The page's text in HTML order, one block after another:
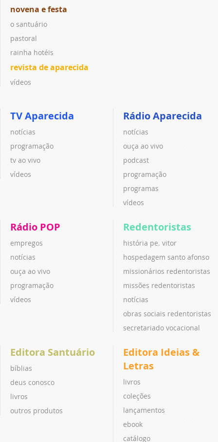
novena e festa
o santuário
pastoral
rainha hotéis
revista de aparecida
vídeos
TV Aparecida
notícias
programação
tv ao vivo
vídeos
Rádio Aparecida
notícias
ouça ao vivo
podcast
programação
programas
vídeos
Rádio POP
empregos
notícias
ouça ao vivo
programação
vídeos
Redentoristas
história pe. vitor
hospedagem santo afonso
missionários redentoristas
missões redentoristas
notícias
obras sociais redentoristas
secretariado vocacional
Editora Santuário
bíblias
deus conosco
livros
outros produtos
Editora Ideias &
Letras
livros
coleções
lançamentos
ebook
catálogo